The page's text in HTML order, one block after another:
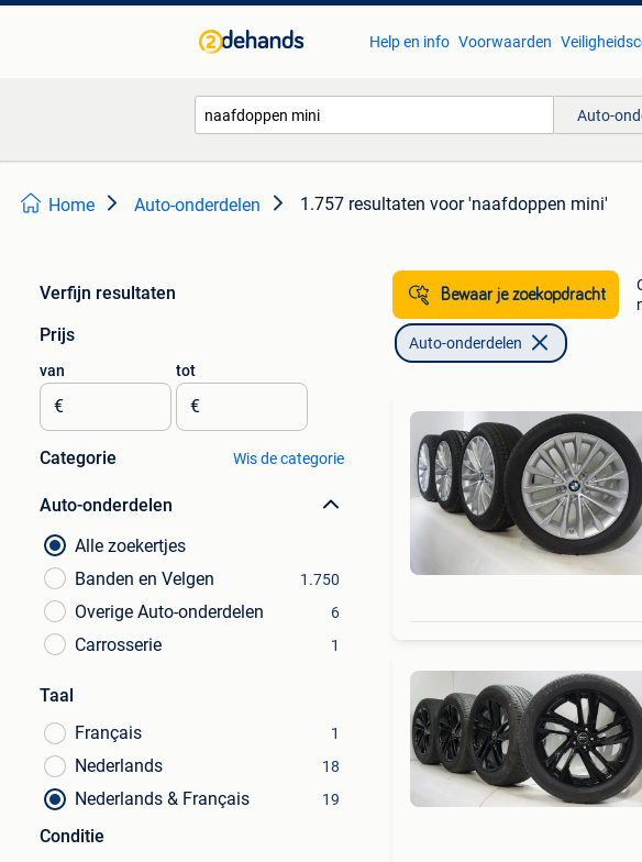
Help en info Voorwaarden
Auto-
Home Auto-onderdelen 1.757 resultaten voor 'naafdoppen mini'
Verfijn resultaten
Prijs
van
€
tot
€
Categorie Wis de categorie
Auto-onderdelen
Alle zoekertjes
Banden en Velgen
1.750
Overige Auto-onderdelen 6
Carrosserie 1
Taal
Français
1
Nederlands 18
Nederlands & Français 19
Conditie
Bewaar je zoekopdracht
Auto-onderdelen